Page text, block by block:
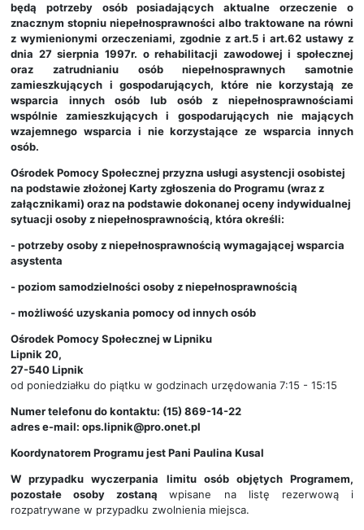
będą potrzeby osób posiadających aktualne orzeczenie o
znacznym stopniu niepełnosprawności albo traktowane na równi
z wymienionymi orzeczeniami, zgodnie z art.5 i art.62 ustawy z
dnia 27 sierpnia 1997r. o rehabilitacji zawodowej i społecznej
oraz zatrudnianiu osób niepełnosprawnych samotnie
zamieszkujących i gospodarujących, które nie korzystają ze
wsparcia innych osób lub osób z niepełnosprawnościami
wspólnie zamieszkujących i gospodarujących nie mających
wzajemnego wsparcia i nie korzystające ze wsparcia innych
osób.
Ośrodek Pomocy Społecznej przyzna usługi asystencji osobistej
na podstawie złożonej Karty zgłoszenia do Programu (wraz z
załącznikami) oraz na podstawie dokonanej oceny indywidualnej
sytuacji osoby z niepełnosprawnością, która określi:
- potrzeby osoby z niepełnosprawnością wymagającej wsparcia
asystenta
- poziom samodzielności osoby z niepełnosprawnością
- możliwość uzyskania pomocy od innych osób
Ośrodek Pomocy Społecznej w Lipniku
Lipnik 20,
27-540 Lipnik
od poniedziałku do piątku w godzinach urzędowania 7:15 - 15:15
Numer telefonu do kontaktu: (15) 869-14-22
adres e-mail: ops.lipnik@pro.onet.pl
Koordynatorem Programu jest Pani Paulina Kusal
W przypadku wyczerpania limitu osób objętych Programem,
pozostałe osoby zostanąwpisane na listę rezerwową i
rozpatrywane w przypadku zwolnienia miejsca.